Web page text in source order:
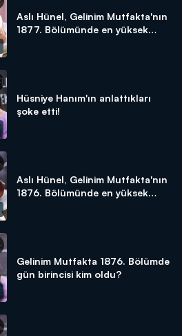
Aslı Hünel, Gelinim Mutfakta'nın
1877. Bölümünde en yüksek
Hüsniye Hanım'ın anlattıkları
şoke etti!
Aslı Hünel, Gelinim Mutfakta'nın
1876. Bölümünde en yüksek
Gelinim Mutfakta 1876. Bölümde
gün birincisi kim oldu?